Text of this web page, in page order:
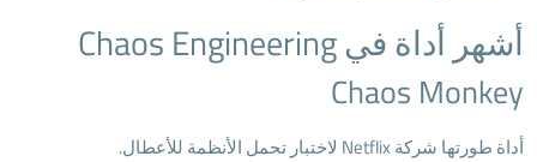
أشهر أداة في Chaos Engineering
Chaos Monkey
أداة طورتها شركة Netflix لاختبار تحمل الأنظمة للأعطال.